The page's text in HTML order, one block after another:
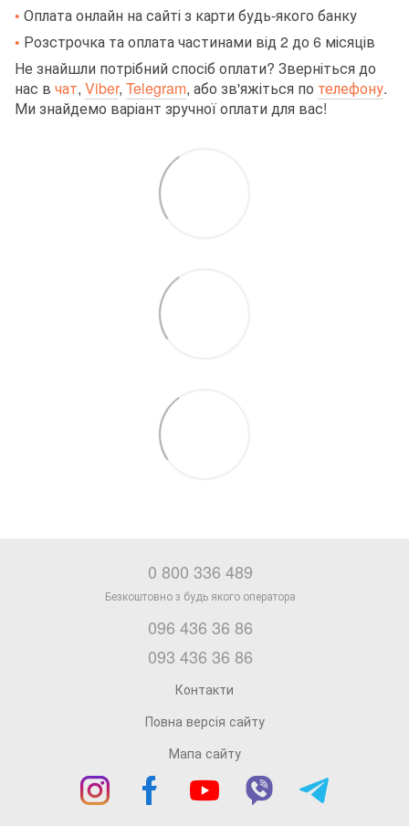
• Оплата онлайн на сайті з карти будь-якого банку
• Розстрочка та оплата частинами від 2 до 6 місяців
Не знайшли потрібний спосіб оплати? Зверніться до
нас в чат, Viber, Telegram, або зв'яжіться по телефону.
Ми знайдемо варіант зручної оплати для вас!
0 800 336 489
096 436 36 86
093 436 36 86
Контакти
Повна версія сайту
Мапа сайту